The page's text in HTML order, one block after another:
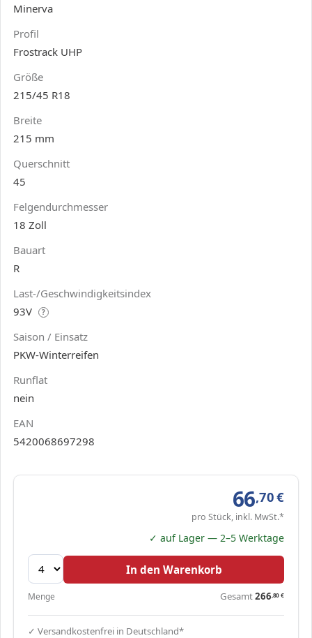
Minerva
Profil
Frostrack UHP
Größe
215/45 R18
Breite
215 mm
Querschnitt
45
Felgendurchmesser
18 Zoll
Bauart
R
Last-/Geschwindigkeitsindex
93V
?
Saison / Einsatz
PKW-Winterreifen
Runflat
nein
EAN
5420068697298
66,70€
pro Stück, inkl. MwSt.*
✓ auf Lager — 2–5 Werktage
In den Warenkorb
Menge Gesamt266,80€
✓ Versandkostenfrei in Deutschland*